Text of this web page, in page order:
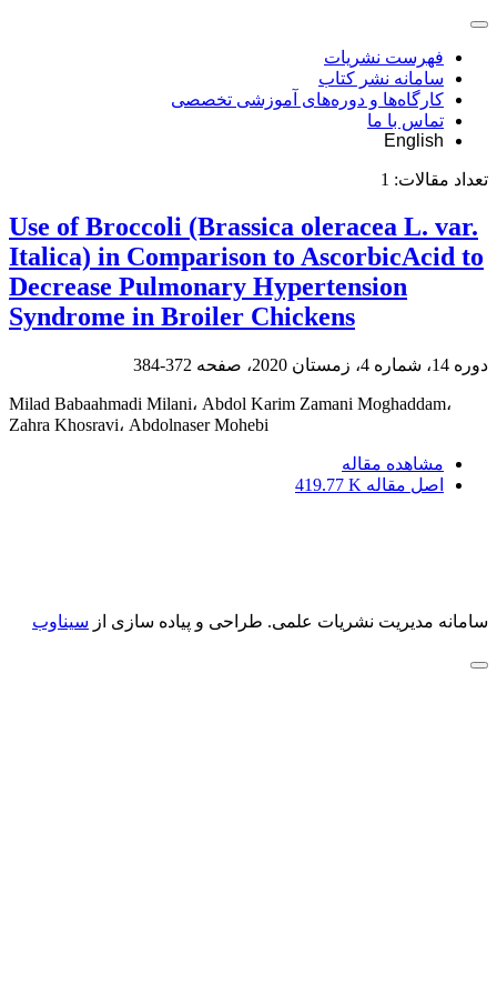
فهرست نشریات
سامانه نشر کتاب
کارگاه‌ها و دوره‌های آموزشی تخصصی
تماس با ما
English
تعداد مقالات: 1
Use of Broccoli (Brassica oleracea L. var.
Italica) in Comparison to AscorbicAcid to
Decrease Pulmonary Hypertension
Syndrome in Broiler Chickens
دوره 14، شماره 4، زمستان 2020، صفحه 372-384
Milad Babaahmadi Milani، Abdol Karim Zamani Moghaddam،
Zahra Khosravi، Abdolnaser Mohebi
مشاهده مقاله
اصل مقاله 419.77 K
سامانه مدیریت نشریات علمی. طراحی و پیاده سازی از سیناوب